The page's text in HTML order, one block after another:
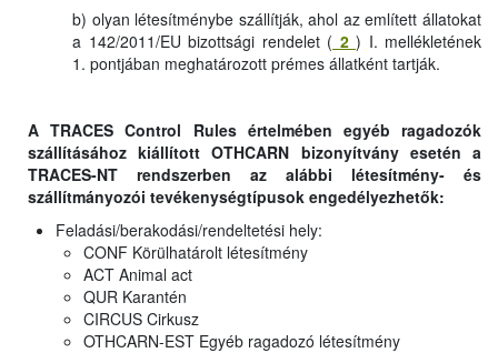
b) olyan létesítménybe szállítják, ahol az említett állatokat
a 142/2011/EU bizottsági rendelet ( 2 ) I. mellékletének
1. pontjában meghatározott prémes állatként tartják.
A TRACES Control Rules értelmében egyéb ragadozók
szállításához kiállított OTHCARN bizonyítvány esetén a
TRACES-NT rendszerben az alábbi létesítmény- és
szállítmányozói tevékenységtípusok engedélyezhetők:
Feladási/berakodási/rendeltetési hely:
CONF Körülhatárolt létesítmény
ACT Animal act
QUR Karantén
CIRCUS Cirkusz
OTHCARN-EST Egyéb ragadozó létesítmény